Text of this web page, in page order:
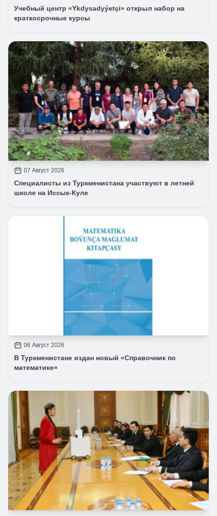
Учебный центр «Ykdysadyýetçi» открыл набор на
краткосрочные курсы
07 Август 2026
Специалисты из Туркменистана участвуют в летней
школе на Иссык-Куле
06 Август 2026
В Туркменистане издан новый «Справочник по
математике»